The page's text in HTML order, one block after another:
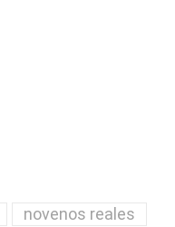
novenos reales